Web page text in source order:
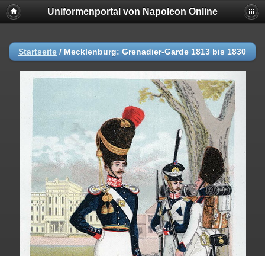
Uniformenportal von Napoleon Online
Startseite / Mecklenburg: Grenadier-Garde 1813 bis 1830